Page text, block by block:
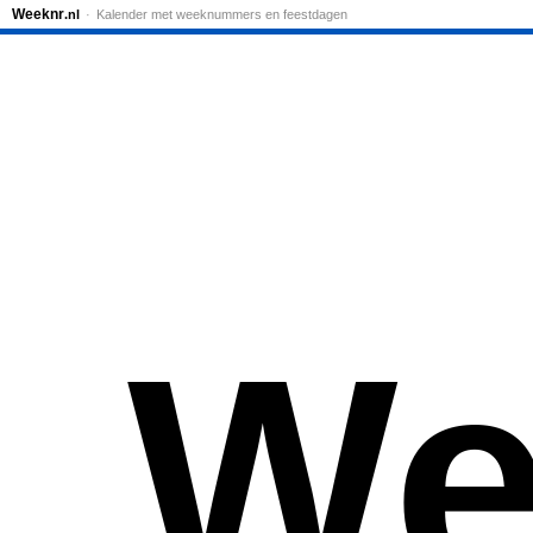
Weeknr.nl Kalender met weeknummers en feestdagen